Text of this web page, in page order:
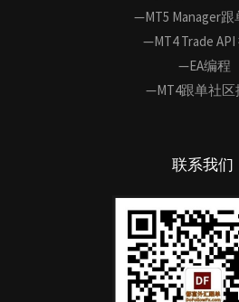
—MT5 Manager
—MT4 Trade API
—EA编程
—MT4跟单社区
联系我们